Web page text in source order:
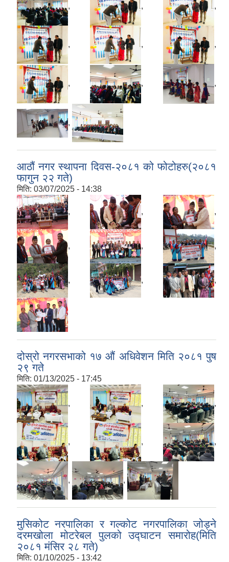
, , ,
, , ,
, , ,
,
आठौं नगर स्थापना दिवस-२०८१ को फोटोहरु(२०८१
फागुन २२ गते)
मिति: 03/07/2025 - 14:38
, , ,
, , ,
, , ,
दोस्रो नगरसभाको १७ ‌औं अधिवेशन मिति २०८१ पुष
२९ गते
मिति: 01/13/2025 - 17:45
, , ,
, , ,
, ,
मुसिकोट नरपालिका र गल्कोट नगरपालिका जोड्ने
दरमखोला मोटरेबल पुलको उद्घाटन समारोह(मिति
२०८१ मंसिर २८ गते)
मिति: 01/10/2025 - 13:42